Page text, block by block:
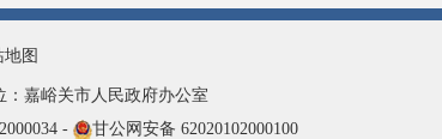
地图
嘉峪关市人民政府办公室
- 甘公网安备 62020102000100